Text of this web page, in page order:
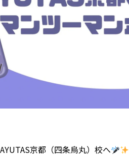
京都（四条烏丸）校へ